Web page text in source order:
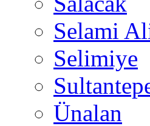
Selami
Selimiye
Ünalan